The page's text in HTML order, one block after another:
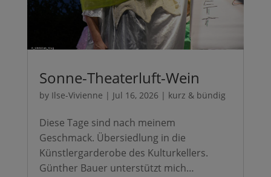
Sonne-Theaterluft-Wein
by Ilse-Vivienne | Jul 16, 2026 | kurz & bündig
Diese Tage sind nach meinem
Geschmack. Übersiedlung in die
Künstlergarderobe des Kulturkellers.
Günther Bauer unterstützt mich…